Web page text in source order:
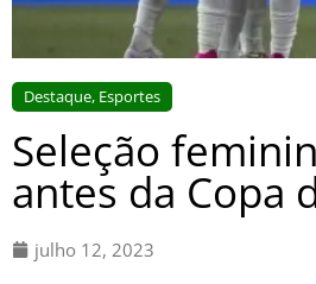
Destaque, Esportes
Seleção
antes da Copa
julho 12, 2023